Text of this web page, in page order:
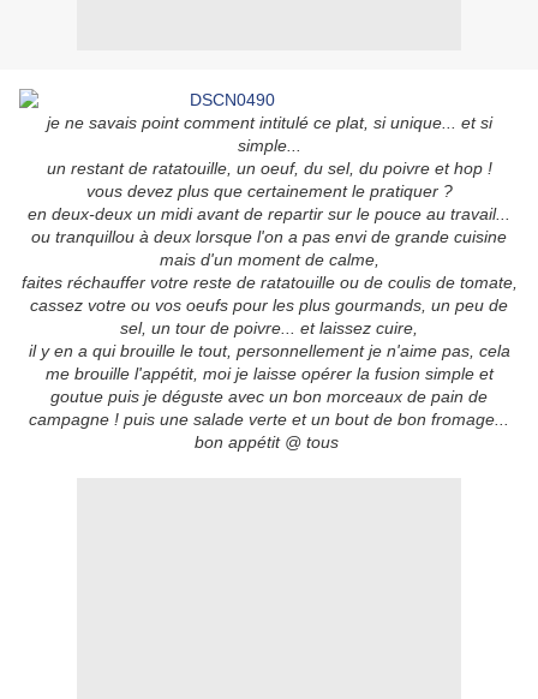
je ne savais point comment intitulé ce plat, si unique... et si
simple...
un restant de ratatouille, un oeuf, du sel, du poivre et hop !
vous devez plus que certainement le pratiquer ?
en deux-deux un midi avant de repartir sur le pouce au travail...
ou tranquillou à deux lorsque l'on a pas envi de grande cuisine
mais d'un moment de calme,
faites réchauffer votre reste de ratatouille ou de coulis de tomate,
cassez votre ou vos oeufs pour les plus gourmands, un peu de
sel, un tour de poivre... et laissez cuire,
il y en a qui brouille le tout, personnellement je n'aime pas, cela
me brouille l'appétit, moi je laisse opérer la fusion simple et
goutue puis je déguste avec un bon morceaux de pain de
campagne ! puis une salade verte et un bout de bon fromage...
bon appétit @ tous